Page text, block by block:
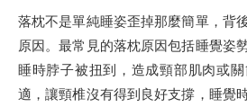
落枕不是單純睡姿歪掉那麼簡單，背
原因。最常見的落枕原因包括睡覺姿
睡時脖子被扭到，造成頸部肌肉或
適，讓頸椎沒有得到良好支撐，睡覺